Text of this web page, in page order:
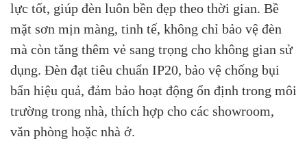
lực tốt, giúp đèn luôn bền đẹp theo thời gian. Bề
mặt sơn mịn màng, tinh tế, không chỉ bảo vệ đèn
mà còn tăng thêm vẻ sang trọng cho không gian sử
dụng. Đèn đạt tiêu chuẩn IP20, bảo vệ chống bụi
bẩn hiệu quả, đảm bảo hoạt động ổn định trong môi
trường trong nhà, thích hợp cho các showroom,
văn phòng hoặc nhà ở.